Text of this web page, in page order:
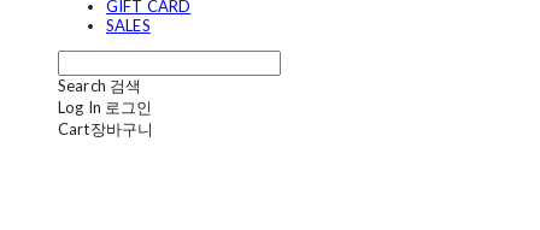
GIFT CARD
SALES
Search 검색
Log In 로그인
Cart장바구니